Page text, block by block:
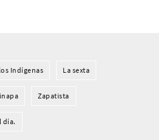
Indí­genas La sexta
Zapatista
día.